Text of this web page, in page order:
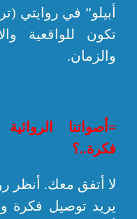
أبيلو” في روايتي
تكون للواقعية
والزمان.
=أصواتنا الروائية
فكرة..؟
لا أتفق معك. أنظر
يريد توصيل فكرة